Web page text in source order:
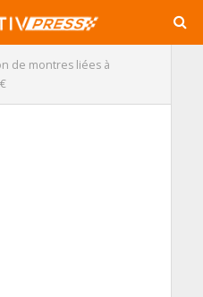
de montres liées à